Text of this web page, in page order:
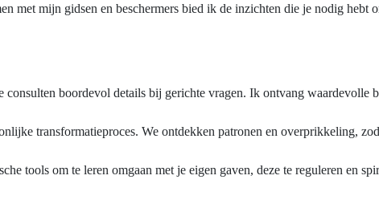
met mijn gidsen en beschermers bied ik de inzichten die je nodig hebt
consulten boordevol details bij gerichte vragen. Ik ontvang waardevolle
transformatieproces. We ontdekken patronen en overprikkeling,
tools om te leren omgaan met je eigen gaven, deze te reguleren en